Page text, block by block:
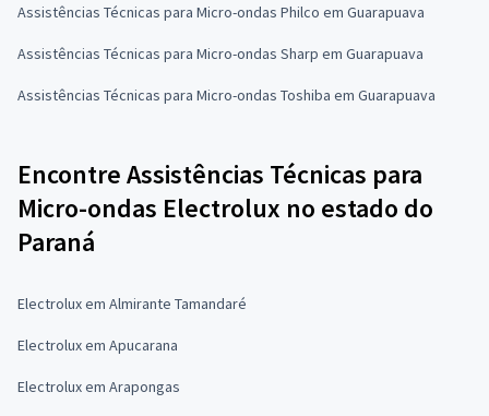
Assistências Técnicas para Micro-ondas Philco em Guarapuava
Assistências Técnicas para Micro-ondas Sharp em Guarapuava
Assistências Técnicas para Micro-ondas Toshiba em Guarapuava
Encontre Assistências Técnicas para
Micro-ondas Electrolux no estado do
Paraná
Electrolux em Almirante Tamandaré
Electrolux em Apucarana
Electrolux em Arapongas